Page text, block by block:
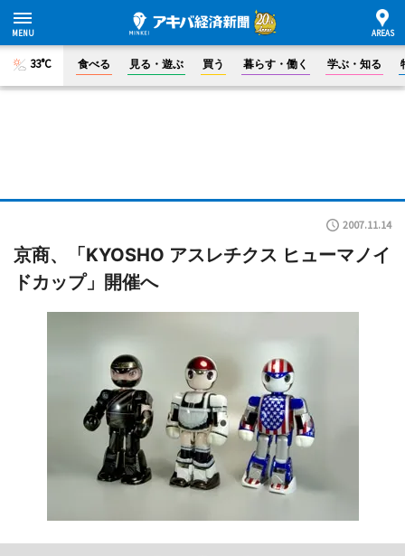
33°C 食べる 見る・遊ぶ 買う 暮らす・働く 学ぶ・知る
2007.11.14
京商、「KYOSHO アスレチクス ヒューマノイ
ドカップ」開催へ